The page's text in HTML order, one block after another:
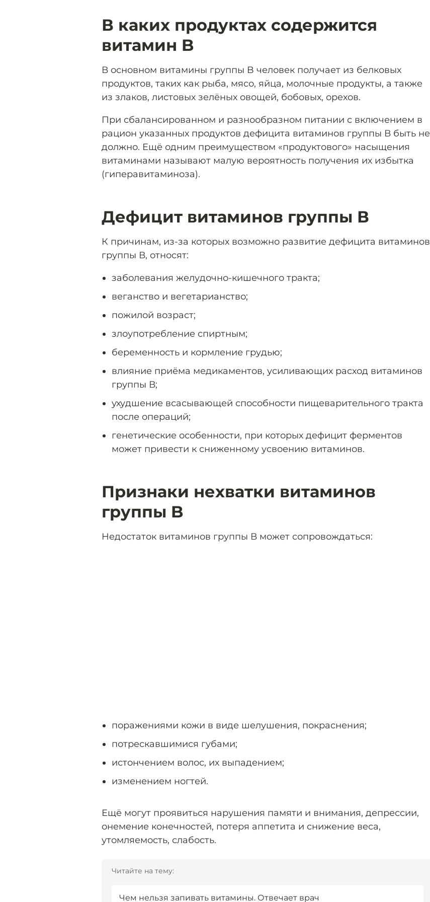
В каких продуктах содержится
витамин B
В основном витамины группы B человек получает из белковых
продуктов, таких как рыба, мясо, яйца, молочные продукты, а также
из злаков, листовых зелёных овощей, бобовых, орехов.
При сбалансированном и разнообразном питании с включением в
рацион указанных продуктов дефицита витаминов группы В быть не
должно. Ещё одним преимуществом «продуктового» насыщения
витаминами называют малую вероятность получения их избытка
(гиперавитаминоза).
Дефицит витаминов группы В
К причинам, из-за которых возможно развитие дефицита витаминов
группы В, относят:
заболевания желудочно-кишечного тракта;
веганство и вегетарианство;
пожилой возраст;
злоупотребление спиртным;
беременность и кормление грудью;
влияние приёма медикаментов, усиливающих расход витаминов
группы В;
ухудшение всасывающей способности пищеварительного тракта
после операций;
генетические особенности, при которых дефицит ферментов
может привести к сниженному усвоению витаминов.
Признаки нехватки витаминов
группы B
Недостаток витаминов группы В может сопровождаться:
поражениями кожи в виде шелушения, покраснения;
потрескавшимися губами;
истончением волос, их выпадением;
изменением ногтей.
Ещё могут проявиться нарушения памяти и внимания, депрессии,
онемение конечностей, потеря аппетита и снижение веса,
утомляемость, слабость.
Читайте на тему:
Чем нельзя запивать витамины. Отвечает врач